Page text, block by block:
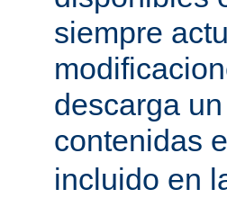
siempre
descarga
contenidas
incluido en